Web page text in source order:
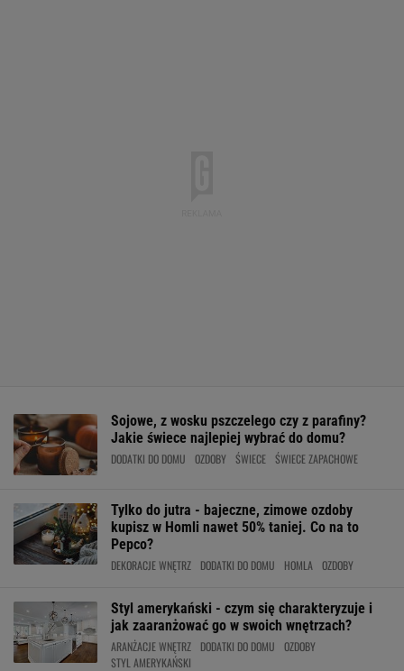
Sojowe, z wosku pszczelego czy z parafiny?
Jakie świece najlepiej wybrać do domu?
DODATKI DO DOMU OZDOBY ŚWIECE ŚWIECE ZAPACHOWE
Tylko do jutra - bajeczne, zimowe ozdoby
kupisz w Homli nawet 50% taniej. Co na to
Pepco?
DEKORACJE WNĘTRZ DODATKI DO DOMU HOMLA OZDOBY
Styl amerykański - czym się charakteryzuje i
jak zaaranżować go w swoich wnętrzach?
ARANŻACJE WNĘTRZ DODATKI DO DOMU
OZDOBY
STYL AMERYKAŃSKI